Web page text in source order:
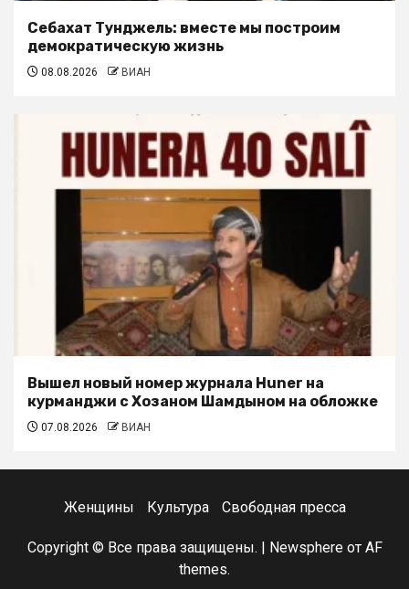
Себахат Тунджель: вместе мы построим
демократическую жизнь
08.08.2026 ВИАН
Вышел новый номер журнала Huner на
курманджи с Хозаном Шамдыном на обложке
07.08.2026 ВИАН
Женщины Культура Свободная пресса
Copyright © Все права защищены. | Newsphereот AF
themes.